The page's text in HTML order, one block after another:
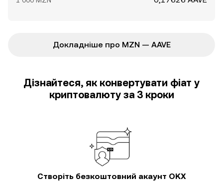
Докладніше про MZN — AAVE
Дізнайтеся, як конвертувати фіат у
криптовалюту за 3 кроки
Створіть безкоштовний акаунт OKX